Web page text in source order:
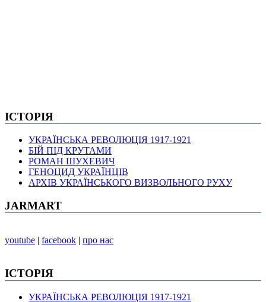
ІСТОРІЯ
УКРАЇНСЬКА РЕВОЛЮЦІЯ 1917-1921
БІЙ ПІД КРУТАМИ
РОМАН ШУХЕВИЧ
ГЕНОЦИД УКРАЇНЦІВ
АРХІВ УКРАЇНСЬКОГО ВИЗВОЛЬНОГО РУХУ
JARMART
youtube | facebook | про нас
ІСТОРІЯ
УКРАЇНСЬКА РЕВОЛЮЦІЯ 1917-1921